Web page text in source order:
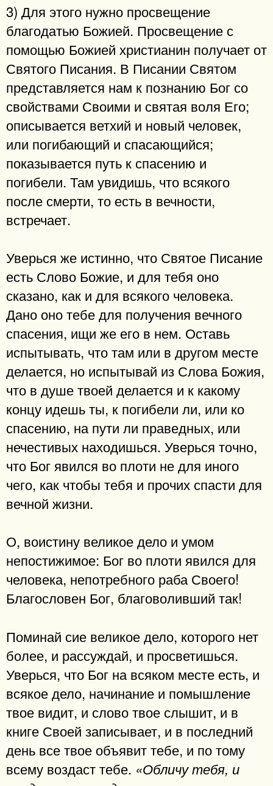
3) Для этого нужно просвещение
благодатью Божией. Просвещение с
помощью Божией христианин получает от
Святого Писания. В Писании Святом
представляется нам к познанию Бог со
свойствами Своими и святая воля Его;
описывается ветхий и новый человек,
или погибающий и спасающийся;
показывается путь к спасению и
погибели. Там увидишь, что всякого
после смерти, то есть в вечности,
встречает.
Уверься же истинно, что Святое Писание
есть Слово Божие, и для тебя оно
сказано, как и для всякого человека.
Дано оно тебе для получения вечного
спасения, ищи же его в нем. Оставь
испытывать, что там или в другом месте
делается, но испытывай из Слова Божия,
что в душе твоей делается и к какому
концу идешь ты, к погибели ли, или ко
спасению, на пути ли праведных, или
нечестивых находишься. Уверься точно,
что Бог явился во плоти не для иного
чего, как чтобы тебя и прочих спасти для
вечной жизни.
О, воистину великое дело и умом
непостижимое: Бог во плоти явился для
человека, непотребного раба Своего!
Благословен Бог, благоволивший так!
Поминай сие великое дело, которого нет
более, и рассуждай, и просветишься.
Уверься, что Бог на всяком месте есть, и
всякое дело, начинание и помышление
твое видит, и слово твое слышит, и в
книге Своей записывает, и в последний
день все твое объявит тебе, и по тому
всему воздаст тебе. «Обличу тебя, и